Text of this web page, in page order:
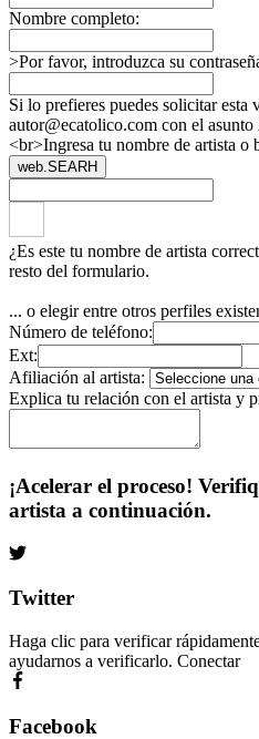
Nombre completo:
>Por favor, introduzca su
Si lo prefieres puedes solicitar esta
autor@ecatolico.com con el
<br>Ingresa tu nombre de artista o
web.SEARH
¿Es este tu nombre de artista
resto del formulario.
... o elegir entre otros perfiles
Número de teléfono:
Ext:
Afiliación al artista:
Explica tu relación con el artista y
¡Acelerar el proceso!
artista a continuación.
Twitter
Haga clic para verificar
ayudarnos a verificarlo. Conectar
Facebook